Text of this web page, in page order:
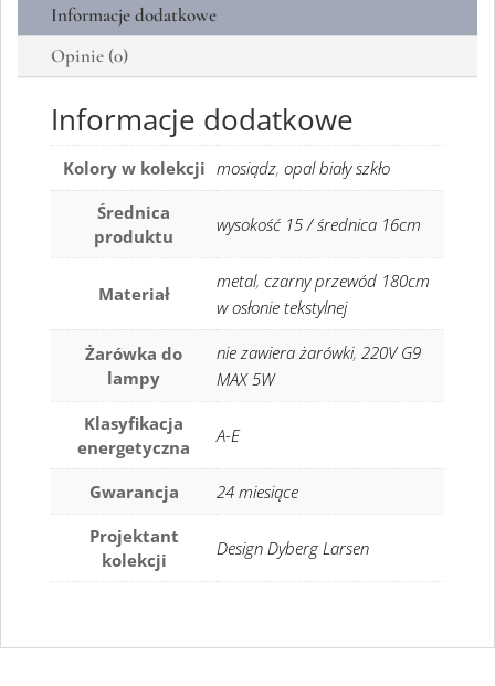
Informacje dodatkowe
Opinie (0)
Informacje dodatkowe
Kolory w kolekcji mosiądz, opal biały szkło
Średnica
produktu
wysokość 15 / średnica 16cm
Materiał
metal, czarny przewód 180cm
w osłonie tekstylnej
Żarówka do
lampy
nie zawiera żarówki, 220V G9
MAX 5W
Klasyfikacja
energetyczna
A-E
Gwarancja
24 miesiące
Projektant
kolekcji
Design Dyberg Larsen